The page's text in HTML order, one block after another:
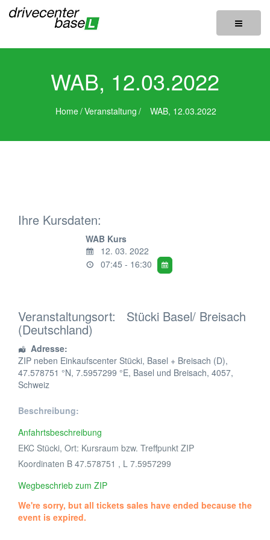
Toggle
WAB, 12.03.2022
Home/Veranstaltung / WAB, 12.03.2022
Ihre Kursdaten:
WAB Kurs
12. 03. 2022
07:45 - 16:30
Veranstaltungsort: Stücki Basel/ Breisach
(Deutschland)
Adresse:
ZIP neben Einkaufscenter Stücki, Basel + Breisach (D),
47.578751 °N, 7.5957299 °E, Basel und Breisach, 4057,
Schweiz
Beschreibung:
Anfahrtsbeschreibung
EKC Stücki, Ort: Kursraum bzw. Treffpunkt ZIP
Koordinaten B 47.578751 , L 7.5957299
Wegbeschrieb zum ZIP
We're sorry, but all tickets sales have ended because the
event is expired.